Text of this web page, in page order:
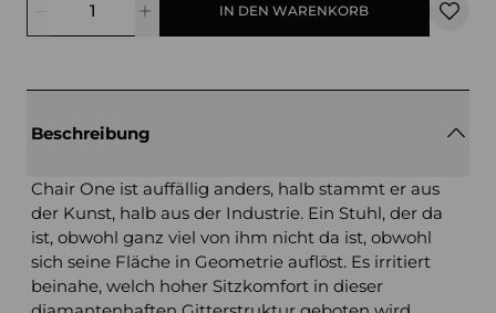
IN DEN WARENKORB
Beschreibung
Chair One ist auffällig anders, halb stammt er aus
der Kunst, halb aus der Industrie. Ein Stuhl, der da
ist, obwohl ganz viel von ihm nicht da ist, obwohl
sich seine Fläche in Geometrie auflöst. Es irritiert
beinahe, welch hoher Sitzkomfort in dieser